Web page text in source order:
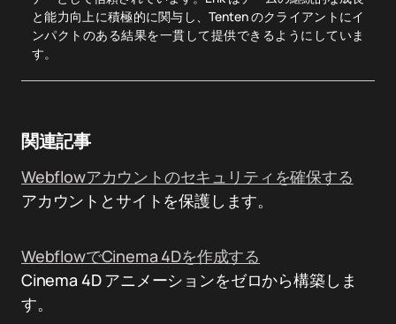
と能力向上に積極的に関与し、Tenten のクライアントにイ
ンパクトのある結果を一貫して提供できるようにしていま
す。
関連記事
Webflowアカウントのセキュリティを確保する
アカウントとサイトを保護します。
WebflowでCinema 4Dを作成する
Cinema 4D アニメーションをゼロから構築しま
す。